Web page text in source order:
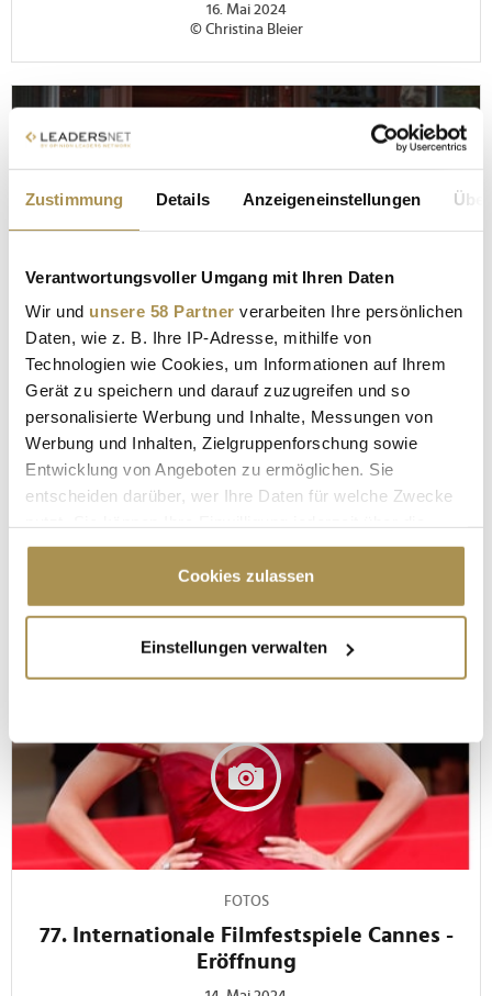
Zustimmung Details Anzeigeneinstellungen
Verantwortungsvoller Umgang mit Ihren Daten
Wir und unsere 58 Partner verarbeiten Ihre persönlichen
Daten, wie z. B. Ihre IP-Adresse, mithilfe von
Technologien wie Cookies, um Informationen auf Ihrem
Gerät zu speichern und darauf zuzugreifen und so
personalisierte Werbung und Inhalte, Messungen von
Werbung und Inhalten, Zielgruppenforschung sowie
Entwicklung von Angeboten zu ermöglichen. Sie
entscheiden darüber, wer Ihre Daten für welche Zwecke
Cookie-Erklärung oder durch Klicken auf das Privacy
Trigger Symbol ändern oder widerrufen
Informationen über Ihre geografische Lage
erfassen, welche bis auf einige Meter genau sein
bestimmten Merkmalen (Fingerprinting) identifizieren
Erfahren Sie mehr darüber, wie Ihre persönlichen Daten
verarbeitet werden, und legen Sie Ihre Präferenzen im
Abschnitt Einzelheitenfest.
Wir verwenden Cookies, um Inhalte und Anzeigen zu
personalisieren, Funktionen für soziale Medien anbieten
zu können und die Zugriffe auf unsere Website zu
analysieren. Außerdem geben wir Informationen zu Ihrer
Cookies zulassen
Einstellungen verwalten
16. Mai 2024
© Christina Bleier
FOTOS
25 Jahre HOGAST Deutschland - Teil 2
16. Mai 2024
FOTOS
77. Internationale Filmfestspiele Cannes -
Eröffnung